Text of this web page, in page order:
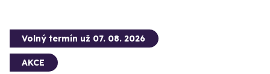
Volný termín už 07. 08. 2026
AKCE